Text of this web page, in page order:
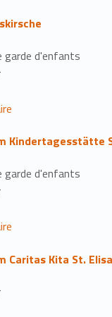
garde d'enfants
Kindertagesstätte
garde d'enfants
Caritas Kita St.